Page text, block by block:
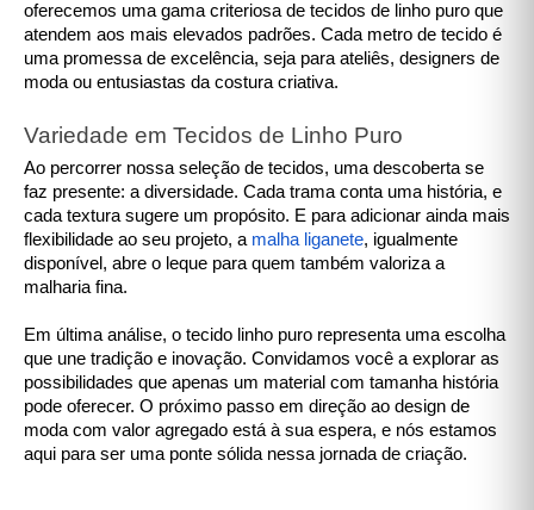
oferecemos uma gama criteriosa de tecidos de linho puro que
atendem aos mais elevados padrões. Cada metro de tecido é
uma promessa de excelência, seja para ateliês, designers de
moda ou entusiastas da costura criativa.
Variedade em Tecidos de Linho Puro
Ao percorrer nossa seleção de tecidos, uma descoberta se
faz presente: a diversidade. Cada trama conta uma história, e
cada textura sugere um propósito. E para adicionar ainda mais
flexibilidade ao seu projeto, a malha liganete, igualmente
disponível, abre o leque para quem também valoriza a
malharia fina.
Em última análise, o tecido linho puro representa uma escolha
que une tradição e inovação. Convidamos você a explorar as
possibilidades que apenas um material com tamanha história
pode oferecer. O próximo passo em direção ao design de
moda com valor agregado está à sua espera, e nós estamos
aqui para ser uma ponte sólida nessa jornada de criação.